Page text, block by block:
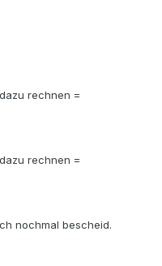
rechnen =
rechnen =
nochmal bescheid.